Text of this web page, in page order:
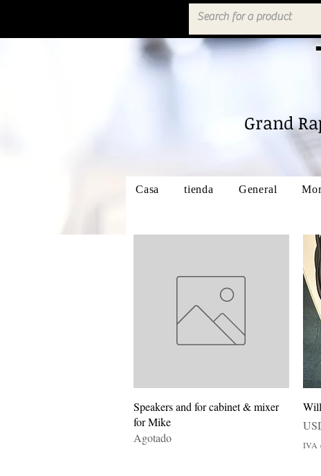
Grand
Casa tienda General
Vista rápida
Speakers and for cabinet & mixer
for Mike
Agotado
IVA